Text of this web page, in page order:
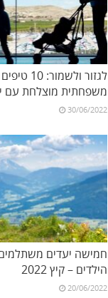
לגזור
משפחתית מוצלחת עם
30/06/2022
חמישה יעדים
הילדים – קיץ 2022
20/06/2022